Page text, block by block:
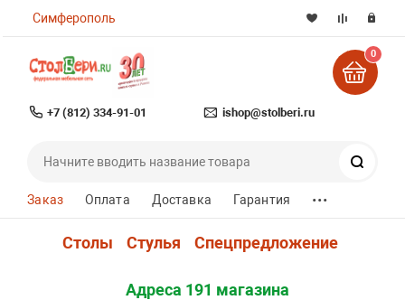
Симферополь
+7 (812) 334-91-01 ishop@stolberi.ru
0
Заказ Оплата Доставка Гарантия ...
Столы Стулья Спецпредложение
Адреса 191 магазина